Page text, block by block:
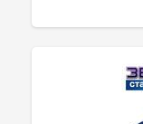
тензодатчики
зважування
акумулятора.